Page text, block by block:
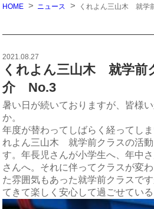
HOME ニュース くれよん三山木 就
2021.08.27
くれよん三山木 就学
介 No.3
暑い日が続いておりますが、皆様
か。
年度が替わってしばらく経ってし
れよん三山木 就学前クラスの活動
す。年長児さんが小学生へ、年中
さんへ。それに伴ってクラスが変
た雰囲気もあった就学前クラスで
てきて楽しく安心して過ごせている